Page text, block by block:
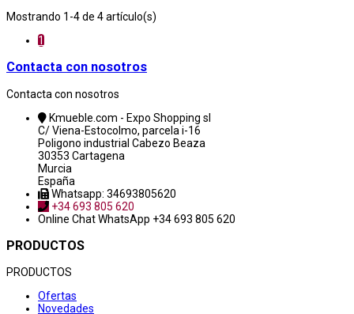
Mostrando 1-4 de 4 artículo(s)
1
Contacta con nosotros
Contacta con nosotros
Kmueble.com - Expo Shopping sl
C/ Viena-Estocolmo, parcela i-16
Poligono industrial Cabezo Beaza
30353 Cartagena
Murcia
España
Whatsapp: 34693805620
+34 693 805 620
Online ChatWhatsApp +34 693 805 620
PRODUCTOS
PRODUCTOS
Ofertas
Novedades